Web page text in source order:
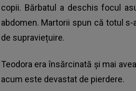
copii. Bărbatul a deschis focul
abdomen. Martorii spun că totul
de supraviețuire.
Teodora era însărcinată și mai
acum este devastat de pierdere.